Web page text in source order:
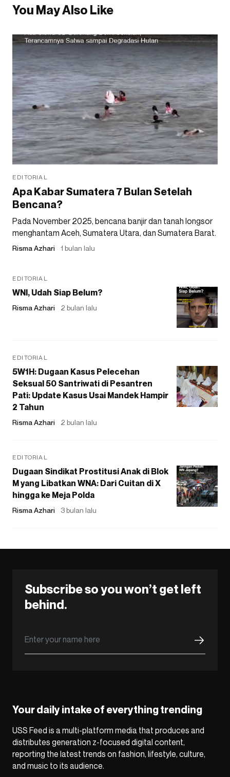
You May Also Like
EDITORIAL
Apa Kabar Sumatera 7 Bulan Setelah
Bencana?
Pada November 2025, bencana banjir dan tanah longsor
menghantam Aceh, Sumatera Utara, dan Sumatera Barat.
Risma Azhari 1 bulan lalu
EDITORIAL
WNI, Udah Siap Belum?
Risma Azhari 2 bulan lalu
EDITORIAL
5W1H: Dugaan Kasus Pelecehan
Seksual 50 Santriwati di Pesantren
Pati: Update Kasus Usai Mandek Hampir
2 Tahun
Risma Azhari 2 bulan lalu
EDITORIAL
Dugaan Sindikat Prostitusi Anak di Blok
M yang Libatkan WNA: Dari Cuitan di X
hingga ke Meja Polda
Risma Azhari 3 bulan lalu
Subscribe so you won’t get left
behind.
Your daily intake of everything trending
USS Feed is a multi-platform media that produces and
distributes generation z-focused digital content,
reporting the latest trends on fashion, lifestyle, culture,
and music to its audience.